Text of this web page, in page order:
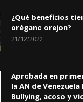
¿Qué beneficios
orégano orejon?
21/12/2022
Aprobada en
la AN de Venezuela
Bullying, acoso y